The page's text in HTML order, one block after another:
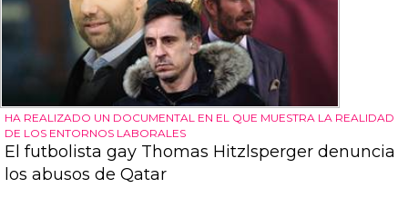
HA REALIZADO UN DOCUMENTAL EN EL QUE MUESTRA LA REALIDAD
DE LOS ENTORNOS LABORALES
El futbolista gay Thomas Hitzlsperger denuncia
los abusos de Qatar